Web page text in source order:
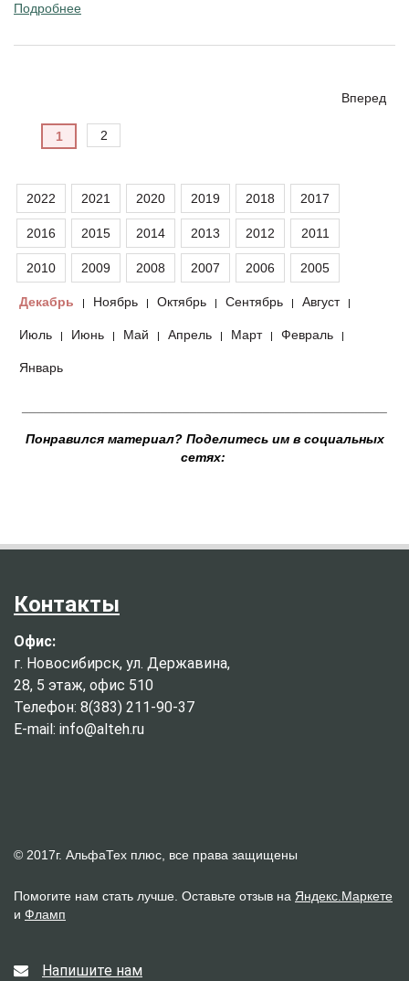
Подробнее
Вперед
1 2
2022 2021 2020 2019 2018 2017
2016 2015 2014 2013 2012 2011
2010 2009 2008 2007 2006 2005
Декабрь | Ноябрь | Октябрь | Сентябрь | Август |
Июль | Июнь | Май | Апрель | Март | Февраль |
Январь
Понравился материал? Поделитесь им в социальных
сетях:
Контакты
Офис:
г. Новосибирск, ул. Державина,
28, 5 этаж, офис 510
Телефон: 8(383) 211-90-37
E-mail: info@alteh.ru
© 2017г. АльфаТех плюс, все права защищены
Помогите нам стать лучше. Оставьте отзыв на Яндекс.Маркете
и Фламп
Напишите нам